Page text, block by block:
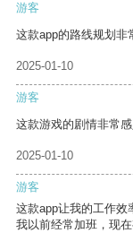
游客
这款app的路线规划非
2025-01-10
游客
这款游戏的剧情非常
2025-01-10
游客
这款app让我的工作效
我以前经常加班，现